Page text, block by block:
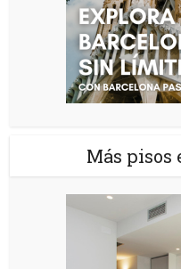
Más pisos